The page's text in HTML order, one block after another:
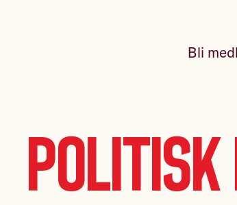
Bli
Politisk